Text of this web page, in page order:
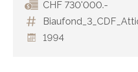
CHF 730'000.-
1994